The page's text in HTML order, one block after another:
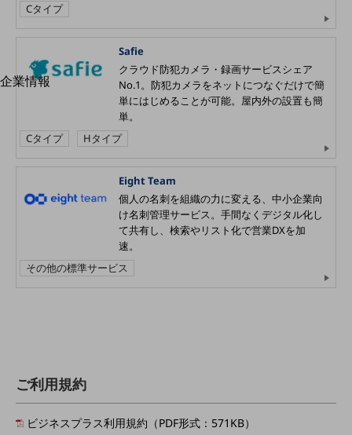
別ウィンドウで開きます
企業情報
会社案内TOP
組織
グループ会社
地域からの発表
重要なお知らせ
Cタイプ
Safie
クラウド防犯カメラ・録画サービスシェア
No.1。防犯カメラをネットにつなぐだけで簡
単にはじめることが可能。屋内外の設置も簡
単。
Cタイプ
Hタイプ
Eight Team
個人の名刺を組織の力に変える、中小企業向
け名刺管理サービス。手間なくデジタル化し
て共有し、検索やリスト化で営業DXを加
速。
その他の標準サービス
ご利用規約
ビジネスプラス利用規約（PDF形式：571KB）